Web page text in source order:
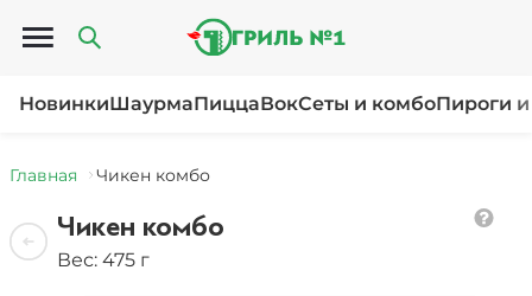
Открыть меню
НовинкиШаурмаПиццаВокСеты и комбоПироги
Главная Чикен комбо
Чикен комбо
Вес: 475 г